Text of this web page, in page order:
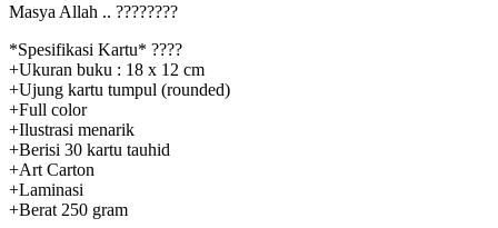
Masya Allah .. ????????
*Spesifikasi Kartu* ????
+Ukuran buku : 18 x 12 cm
+Ujung kartu tumpul (rounded)
+Full color
+Ilustrasi menarik
+Berisi 30 kartu tauhid
+Art Carton
+Laminasi
+Berat 250 gram